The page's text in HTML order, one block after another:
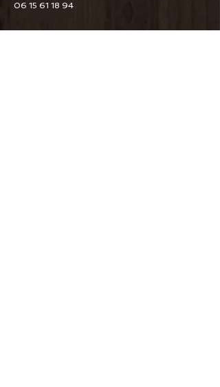
06 15 61 18 94